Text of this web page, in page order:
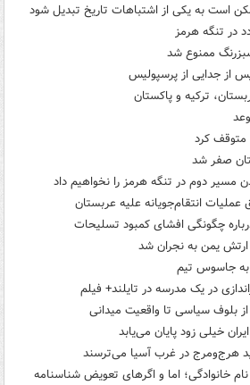
است به یکی از اشتباهات تاریخ تبدیل شود
در تنگه هرمز
ممنوع شد
از جدایی از پرسپولیس
ترکیه و پاکستان
متوقف کرد
صفر شد
مسیر دوم در تنگه هرمز را نخواهیم داد
انتقام‌جویانه علیه عربستان
چگونگی افشای کمبود تسلیحات
یمن به نجران شد
جاسوس تیم
بلوف سیاسی تا واقعیت میدانی
خیلی زود پایان می‌یابد
هرج‌ومرج در غرب آسیا می‌ترسند
خانوادگی؛ اما و اگرهای تعویض شناسنامه